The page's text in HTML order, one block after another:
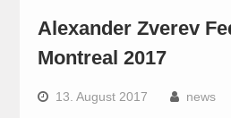
Alexander Zverev
Montreal 2017
13. August 2017 news